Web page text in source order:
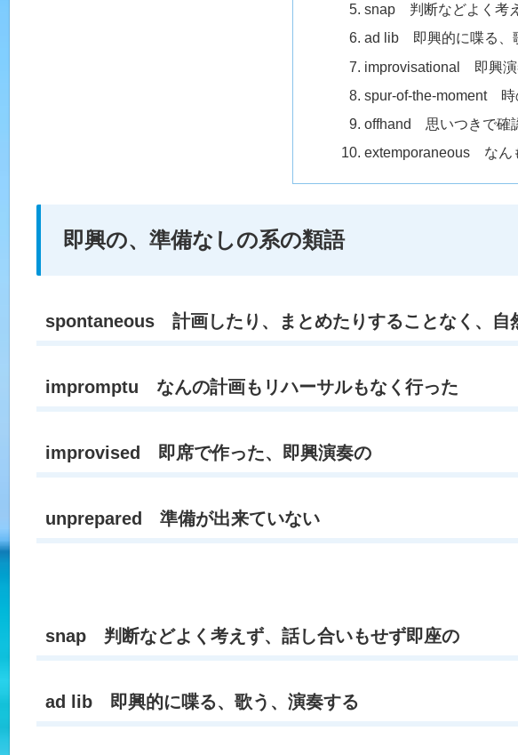
snap 判断などよく考
ad lib 即興的に喋る、
improvisational 即興
spur-of-the-moment 時
offhand 思いつきで確
extemporaneous なん
即興の、準備なしの系の類語
spontaneous 計画したり、まとめたりすることなく、自
impromptu なんの計画もリハーサルもなく行った
improvised 即席で作った、即興演奏の
unprepared 準備が出来ていない
snap 判断などよく考えず、話し合いもせず即座の
ad lib 即興的に喋る、歌う、演奏する